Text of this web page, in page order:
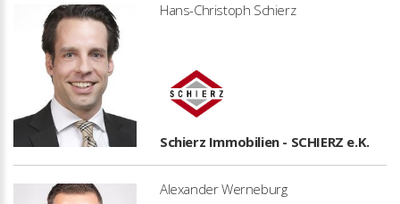
Hans-Christoph Schierz
Schierz Immobilien - SCHIERZ e.K.
Alexander Werneburg